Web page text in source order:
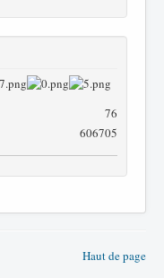
76
606705
Haut de page